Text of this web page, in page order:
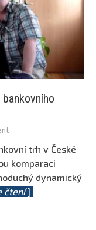
trh v České
komparaci
dynamický
čtení]